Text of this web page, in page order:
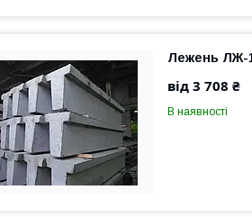
Лежень ЛЖ-
від 3 708 ₴
В наявності